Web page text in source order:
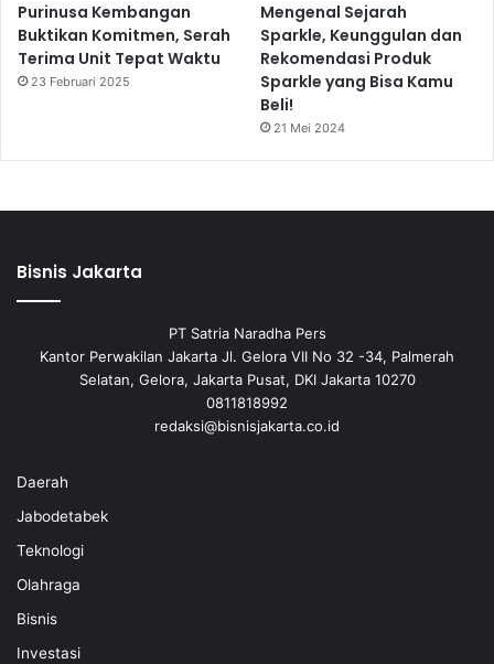
Purinusa Kembangan
Buktikan Komitmen, Serah
Terima Unit Tepat Waktu
23 Februari 2025
Mengenal Sejarah
Sparkle, Keunggulan dan
Rekomendasi Produk
Sparkle yang Bisa Kamu
Beli!
21 Mei 2024
Bisnis Jakarta
PT Satria Naradha Pers
Kantor Perwakilan Jakarta Jl. Gelora VII No 32 -34, Palmerah
Selatan, Gelora, Jakarta Pusat, DKI Jakarta 10270
0811818992
redaksi@bisnisjakarta.co.id
Daerah
Jabodetabek
Teknologi
Olahraga
Bisnis
Investasi